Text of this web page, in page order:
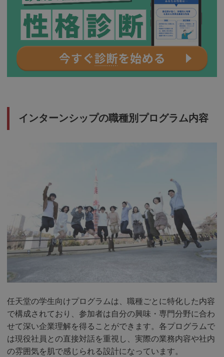
インターンシップの職種別プログラム内容
任天堂の学生向けプログラムは、職種ごとに特化した内容
で構成されており、参加者は自分の興味・専門分野に合わ
せて深い企業理解を得ることができます。各プログラムで
は現役社員との直接対話を重視し、実際の業務内容や社内
の雰囲気を肌で感じられる設計になっています。